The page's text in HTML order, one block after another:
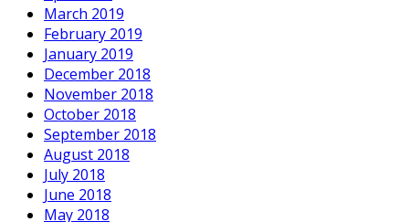
March 2019
February 2019
January 2019
December 2018
November 2018
October 2018
September 2018
August 2018
July 2018
June 2018
May 2018